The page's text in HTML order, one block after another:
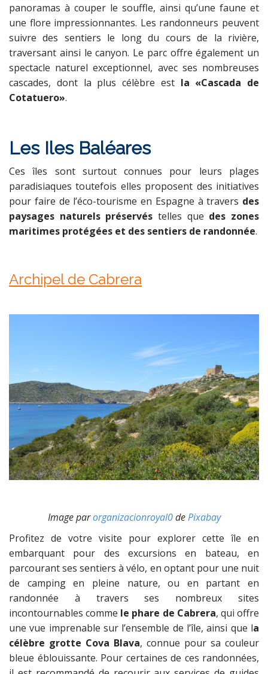
panoramas à couper le souffle, ainsi qu’une faune et
une flore impressionnantes. Les randonneurs peuvent
suivre des sentiers le long du cours de la rivière,
traversant ainsi le canyon. Le parc offre également un
spectacle naturel exceptionnel, avec ses nombreuses
cascades, dont la plus célèbre est la «Cascada de
Cotatuero».
Les Iles Baléares
Ces îles sont surtout connues pour leurs plages
paradisiaques toutefois elles proposent des initiatives
pour faire de l’éco-tourisme en Espagne à travers des
paysages naturels préservés telles que des zones
maritimes protégées et des sentiers de randonnée.
Archipel de Cabrera
Image parorganizacionroyal0dePixabay
Profitez de votre visite pour explorer cette île en
embarquant pour des excursions en bateau, en
parcourant ses sentiers à vélo, en optant pour une nuit
de camping en pleine nature, ou en partant en
randonnée à travers ses nombreux sites
incontournables comme le phare de Cabrera, qui offre
une vue imprenable sur l’ensemble de l’île, ainsi que la
célèbre grotte Cova Blava, connue pour sa couleur
bleue éblouissante. Pour certaines de ces randonnées,